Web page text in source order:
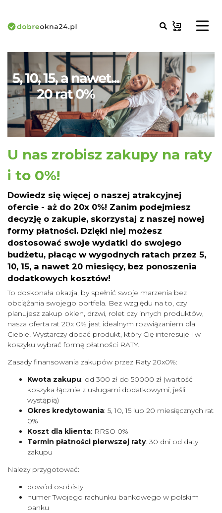
U nas zrobisz zakupy na raty
i to 0%!
Dowiedz się więcej o naszej atrakcyjnej
ofercie - aż do 20x 0%! Zanim podejmiesz
decyzję o zakupie, skorzystaj z naszej nowej
formy płatności. Dzięki niej możesz
dostosować swoje wydatki do swojego
budżetu, płacąc w wygodnych ratach przez 5,
10, 15, a nawet 20 miesięcy, bez ponoszenia
dodatkowych kosztów!
To doskonała okazja, by spełnić swoje marzenia bez
obciążania swojego portfela. Bez względu na to, czy
planujesz zakup okien, drzwi, rolet czy innych produktów,
nasza oferta rat 20x 0% jest idealnym rozwiązaniem dla
Ciebie! Wystarczy dodać produkt, który Cię interesuje i w
koszyku wybrać formę płatności RATY.
Zasady finansowania zakupów przez Raty 20x0%:
Kwota zakupu: od 300 zł do 50000 zł (wartość
koszyka łącznie z usługami dodatkowymi, jeśli
wystąpią)
Okres kredytowania: 5, 10, 15 lub 20 miesięcznych rat
0%
Koszt dla klienta: RRSO 0%
Termin płatności pierwszej raty: 30 dni od daty
zakupu
Należy przygotować:
dowód osobisty
numer Twojego rachunku bankowego w polskim
banku